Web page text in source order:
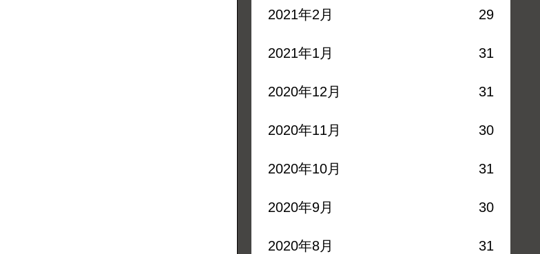
2021年2月 29
2021年1月 31
2020年12月 31
2020年11月 30
2020年10月 31
2020年9月 30
2020年8月 31